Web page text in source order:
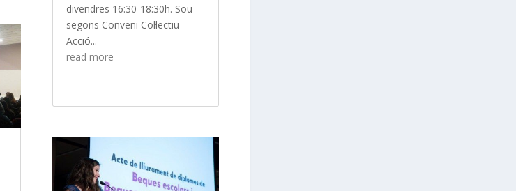
divendres 16:30-18:30h. Sou
segons Conveni Col·lectiu
Acció...
read more